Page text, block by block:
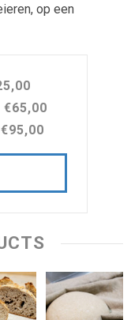
op een
€65,00
€95,00